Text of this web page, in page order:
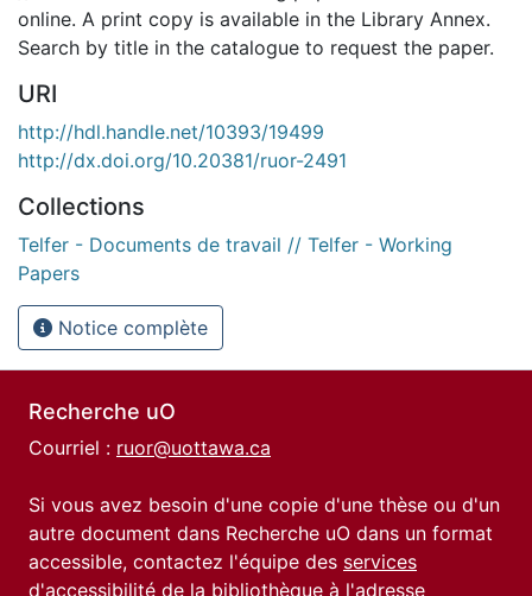
online. A print copy is available in the Library Annex.
Search by title in the catalogue to request the paper.
URI
http://hdl.handle.net/10393/19499
http://dx.doi.org/10.20381/ruor-2491
Collections
Telfer - Documents de travail // Telfer - Working
Papers
Notice complète
Recherche uO
Courriel : ruor@uottawa.ca
Si vous avez besoin d'une copie d'une thèse ou d'un
autre document dans Recherche uO dans un format
accessible, contactez l'équipe des services
d'accessibilité de la bibliothèque à l'adresse